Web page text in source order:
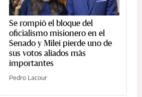
Se rompió el bloque del
oficialismo misionero en el
Senado y Milei pierde uno de
sus votos aliados más
importantes
Pedro Lacour